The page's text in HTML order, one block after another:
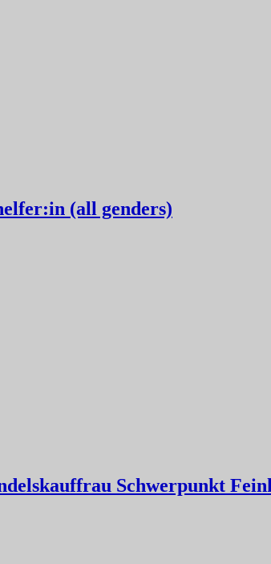
(all genders)
Schwerpunkt